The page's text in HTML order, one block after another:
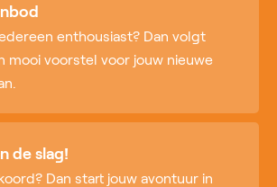
enthousiast? Dan volgt
mooi voorstel voor jouw nieuwe
de slag!
Dan start jouw avontuur in